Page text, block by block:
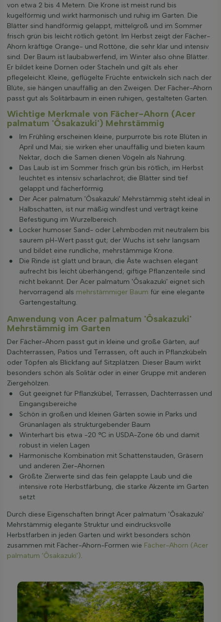
von etwa 2 bis 4 Metern. Die Krone ist meist rund bis
kugelförmig und wirkt harmonisch und ruhig im Garten. Die
Blätter sind handförmig gelappt, mittelgroß und im Sommer
frisch grün bis leicht rötlich getönt. Im Herbst zeigt der Fächer-
Ahorn kräftige Orange- und Rottöne, die sehr klar und intensiv
sind. Der Baum ist laubabwerfend, im Winter also ohne Blätter.
Er bildet keine Dornen oder Stacheln und gilt als eher
pflegeleicht. Kleine, geflügelte Früchte entwickeln sich nach der
Blüte, sie hängen unauffällig an den Zweigen. Der Fächer-Ahorn
passt gut als Solitärbaum in einen ruhigen, gestalteten Garten.
Wichtige Merkmale von Fächer-Ahorn (Acer
palmatum 'Ôsakazuki') Mehrstämmig
Im Frühling erscheinen kleine, purpurrote bis rote Blüten in
April und Mai; sie wirken eher unauffällig und bieten kaum
Nektar, doch die Samen dienen Vögeln als Nahrung.
Das Laub ist im Sommer frisch grün bis rötlich, im Herbst
leuchtet es intensiv scharlachrot; die Blätter sind tief
gelappt und fächerförmig.
Der Acer palmatum 'Ôsakazuki' Mehrstämmig steht ideal in
Halbschatten, ist nur mäßig windfest und verträgt keine
Befestigung im Wurzelbereich.
Locker humoser Sand- oder Lehmboden mit neutralem bis
saurem pH-Wert passt gut; der Wuchs ist sehr langsam
und bildet eine rundliche, mehrstämmige Krone.
Die Rinde ist glatt und braun, die Äste wachsen elegant
aufrecht bis leicht überhängend; giftige Pflanzenteile sind
nicht bekannt. Der Acer palmatum 'Ôsakazuki' eignet sich
hervorragend als mehrstämmiger Baum für eine elegante
Gartengestaltung.
Anwendung von Acer palmatum 'Ôsakazuki'
Mehrstämmig im Garten
Der Fächer-Ahorn passt gut in kleine und große Gärten, auf
Dachterrassen, Patios und Terrassen, oft auch in Pflanzkübeln
oder Töpfen als Blickfang auf Sitzplätzen. Dieser Baum wirkt
besonders schön als Solitär oder in einer Gruppe mit anderen
Ziergehölzen.
Gut geeignet für Pflanzkübel, Terrassen, Dachterrassen und
Eingangsbereiche
Schön in großen und kleinen Gärten sowie in Parks und
Grünanlagen als strukturgebender Baum
Winterhart bis etwa -20 °C in USDA-Zone 6b und damit
robust in vielen Lagen
Harmonische Kombination mit Schattenstauden, Gräsern
und anderen Zier-Ahornen
Größte Zierwerte sind das fein gelappte Laub und die
intensive rote Herbstfärbung, die starke Akzente im Garten
setzt
Durch diese Eigenschaften bringt Acer palmatum 'Ôsakazuki'
Mehrstämmig elegante Struktur und eindrucksvolle
Herbstfarben in jeden Garten und wirkt besonders schön
zusammen mit Fächer-Ahorn-Formen wie Fächer-Ahorn (Acer
palmatum 'Ôsakazuki').